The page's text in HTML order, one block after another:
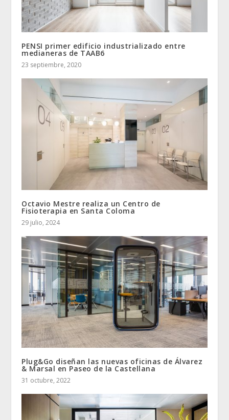
PENSI primer edificio industrializado entre
medianeras de TAAB6
23 septiembre, 2020
Octavio Mestre realiza un Centro de
Fisioterapia en Santa Coloma
29 julio, 2024
Plug&Go diseñan las nuevas oficinas de Álvarez
& Marsal en Paseo de la Castellana
31 octubre, 2022